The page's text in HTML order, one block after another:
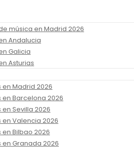
música en Madrid 2026
Andalucia
Galicia
Asturias
Madrid 2026
Barcelona 2026
Sevilla 2026
Valencia 2026
Bilbao 2026
Granada 2026